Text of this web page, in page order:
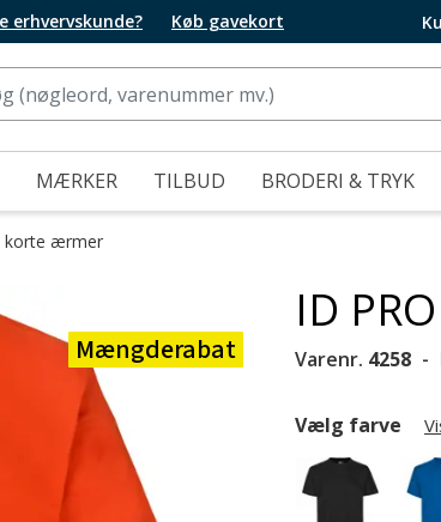
erhvervskunde? Køb gavekort
MÆRKER TILBUD BRODERI & TRYK
korte ærmer
Mængderabat
ID
Varenr. 4258
Vælg farve